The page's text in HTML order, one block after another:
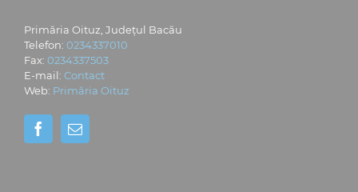
Primăria Oituz, Județul Bacău
Telefon: 0234337010
Fax: 0234337503
E-mail: Contact
Web: Primăria Oituz